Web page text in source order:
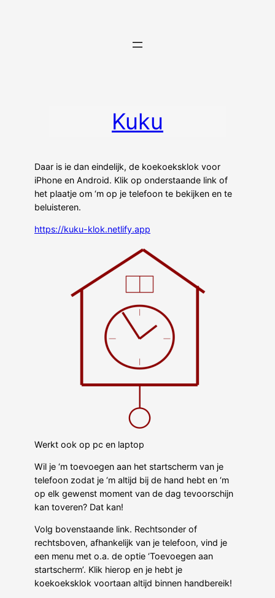
Kuku
Daar is ie dan eindelijk, de koekoeksklok voor
iPhone en Android. Klik op onderstaande link of
het plaatje om ‘m op je telefoon te bekijken en te
beluisteren.
https://kuku-klok.netlify.app
Werkt ook op pc en laptop
Wil je ‘m toevoegen aan het startscherm van je
telefoon zodat je ‘m altijd bij de hand hebt en ‘m
op elk gewenst moment van de dag tevoorschijn
kan toveren? Dat kan!
Volg bovenstaande link. Rechtsonder of
rechtsboven, afhankelijk van je telefoon, vind je
een menu met o.a. de optie ‘Toevoegen aan
startscherm’. Klik hierop en je hebt je
koekoeksklok voortaan altijd binnen handbereik!